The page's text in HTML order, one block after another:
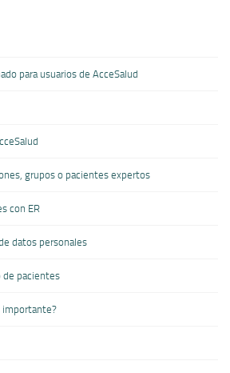
para usuarios de AcceSalud
grupos o pacientes expertos
con ER
datos personales
de pacientes
importante?